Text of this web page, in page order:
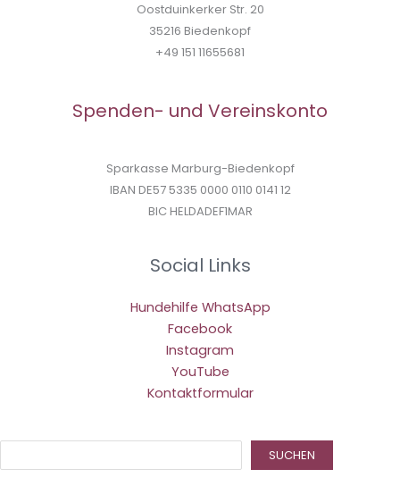
Oostduinkerker Str. 20
35216 Biedenkopf
+49 151 11655681
Spenden- und Vereinskonto
Sparkasse Marburg-Biedenkopf
IBAN DE57 5335 0000 0110 0141 12
BIC HELDADEF1MAR
Social Links
Hundehilfe WhatsApp
Facebook
Instagram
YouTube
Kontaktformular
SUCHEN